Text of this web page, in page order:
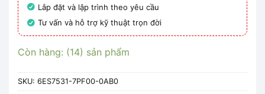
Lắp đặt và lập trình theo yêu cầu
Tư vấn và hỗ trợ kỹ thuật trọn đời
Còn hàng: (14) sản phẩm
SKU: 6ES7531-7PF00-0AB0